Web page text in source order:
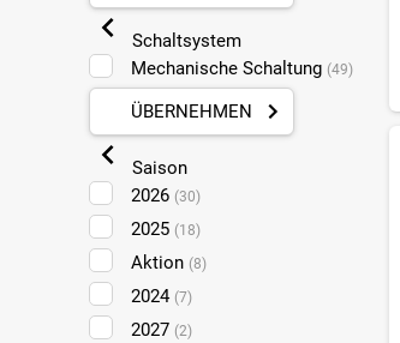
Schaltsystem
Mechanische Schaltung (49)
ÜBERNEHMEN
Saison
2026 (30)
2025 (18)
Aktion (8)
2024 (7)
2027 (2)